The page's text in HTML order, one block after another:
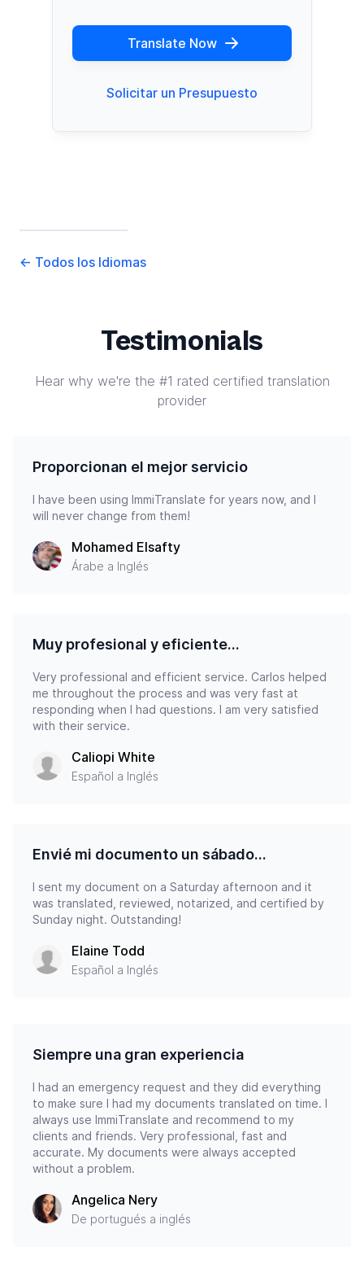
Translate Now
Solicitar un Presupuesto
← Todos los Idiomas
Testimonials
Hear why we're the #1 rated certified translation
provider
Proporcionan el mejor servicio
I have been using ImmiTranslate for years now, and I
will never change from them!
Mohamed Elsafty
Árabe a Inglés
Muy profesional y eficiente...
Very professional and efficient service. Carlos helped
me throughout the process and was very fast at
responding when I had questions. I am very satisfied
with their service.
Caliopi White
Español a Inglés
Envié mi documento un sábado...
I sent my document on a Saturday afternoon and it
was translated, reviewed, notarized, and certified by
Sunday night. Outstanding!
Elaine Todd
Español a Inglés
Siempre una gran experiencia
I had an emergency request and they did everything
to make sure I had my documents translated on time. I
always use ImmiTranslate and recommend to my
clients and friends. Very professional, fast and
accurate. My documents were always accepted
without a problem.
Angelica Nery
De portugués a inglés